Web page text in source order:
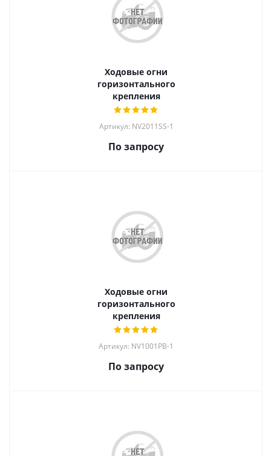
Ходовые огни
горизонтального
крепления
Артикул: NV2011SS-1
По запросу
Ходовые огни
горизонтального
крепления
Артикул: NV1001PB-1
По запросу